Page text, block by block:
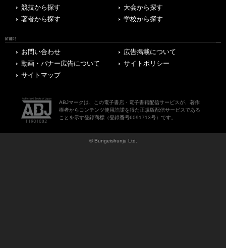
競技から探す
大会から探す
著者から探す
学校から探す
OTHERS
お問い合わせ
広告掲載について
動画・バナー広告について
サイトポリシー
サイトマップ
ABJマークは、この電子書店・電子書籍配信サービスが、著作
権者からコンテンツ使用許諾を得た正規版配信サービスである
ことを示す登録商標（登録番号6091713号）です。
© Bungeishunju Ltd.